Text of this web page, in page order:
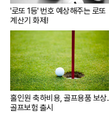
'로또 1등' 번호 예상해주는 로또
계산기 화제!
홀인원 축하비용, 골프용품 보상.
골프보험 출시